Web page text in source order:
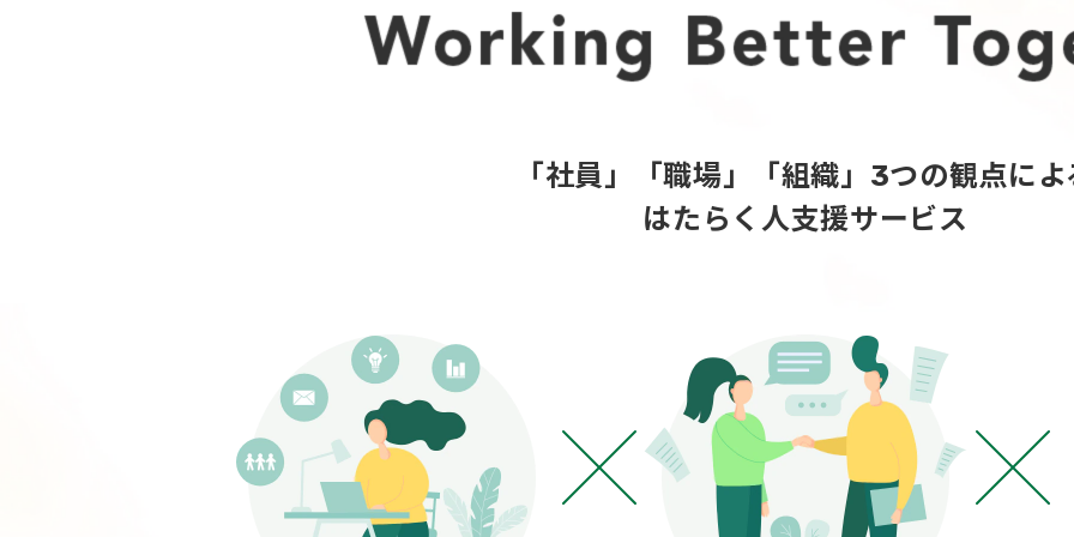
「社員」「職場」「組織」3つの観点によ
はたらく人支援サービス